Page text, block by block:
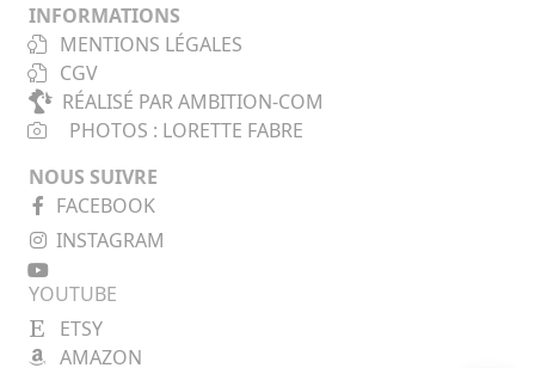
INFORMATIONS
MENTIONS LÉGALES
CGV
RÉALISÉ PAR AMBITION-COM
PHOTOS : LORETTE FABRE
NOUS SUIVRE
FACEBOOK
INSTAGRAM
YOUTUBE
ETSY
AMAZON